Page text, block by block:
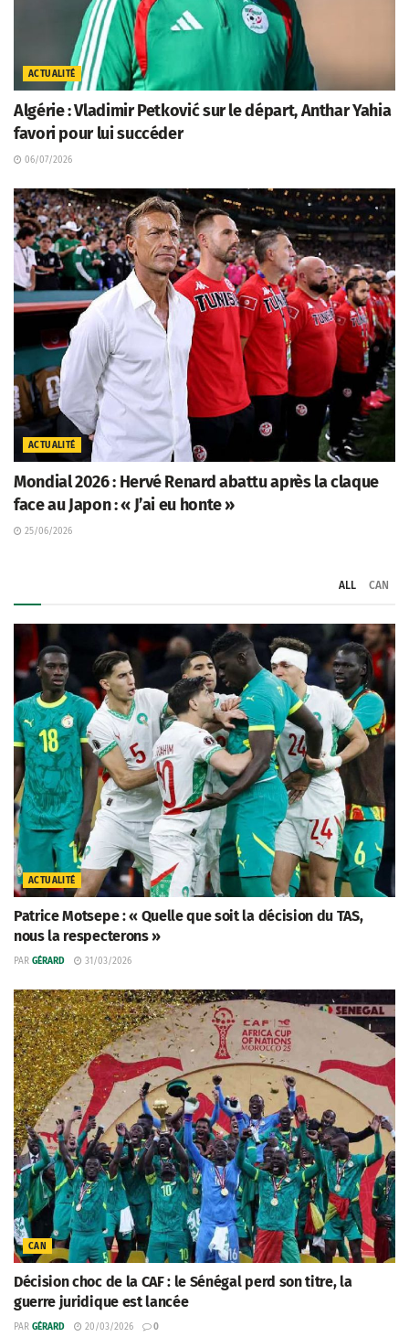
ACTUALITÉ
Algérie : Vladimir Petković sur le départ, Anthar Yahia
favori pour lui succéder
06/07/2026
ACTUALITÉ
Mondial 2026 : Hervé Renard abattu après la claque
face au Japon : « J’ai eu honte »
25/06/2026
ALL CAN
ACTUALITÉ
Patrice Motsepe : « Quelle que soit la décision du TAS,
nous la respecterons »
PAR GÉRARD 31/03/2026
CAN
Décision choc de la CAF : le Sénégal perd son titre, la
guerre juridique est lancée
PAR GÉRARD 20/03/2026 0